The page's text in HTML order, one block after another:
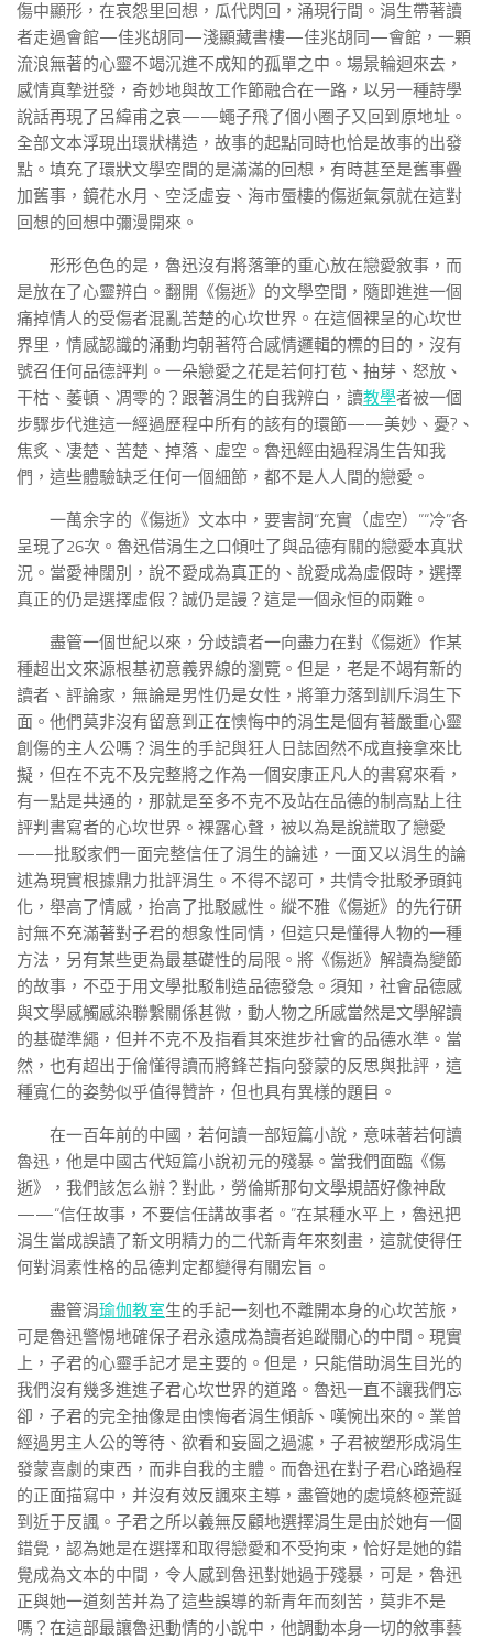
傷中顯形，在哀怨里回想，瓜代閃回，涌現行間。涓生帶著讀
者走過會館—佳兆胡同—淺顯藏書樓—佳兆胡同—會館，一顆
流浪無著的心靈不竭沉進不成知的孤單之中。場景輪迴來去，
感情真摯迸發，奇妙地與故工作節融合在一路，以另一種詩學
說話再現了呂緯甫之哀——蠅子飛了個小圈子又回到原地址。
全部文本浮現出環狀構造，故事的起點同時也恰是故事的出發
點。填充了環狀文學空間的是滿滿的回想，有時甚至是舊事疊
加舊事，鏡花水月、空泛虛妄、海市蜃樓的傷逝氣氛就在這對
回想的回想中彌漫開來。
形形色色的是，魯迅沒有將落筆的重心放在戀愛敘事，而
是放在了心靈辨白。翻開《傷逝》的文學空間，隨即進進一個
痛掉情人的受傷者混亂苦楚的心坎世界。在這個裸呈的心坎世
界里，情感認識的涌動均朝著符合感情邏輯的標的目的，沒有
號召任何品德評判。一朵戀愛之花是若何打苞、抽芽、怒放、
干枯、萎頓、凋零的？跟著涓生的自我辨白，讀教學者被一個
步驟步代進這一經過歷程中所有的該有的環節——美妙、憂?、
焦炙、凄楚、苦楚、掉落、虛空。魯迅經由過程涓生告知我
們，這些體驗缺乏任何一個細節，都不是人人間的戀愛。
一萬余字的《傷逝》文本中，要害詞“充實（虛空）”“冷”各
呈現了26次。魯迅借涓生之口傾吐了與品德有關的戀愛本真狀
況。當愛神闊別，說不愛成為真正的、說愛成為虛假時，選擇
真正的仍是選擇虛假？誠仍是謾？這是一個永恒的兩難。
盡管一個世紀以來，分歧讀者一向盡力在對《傷逝》作某
種超出文來源根基初意義界線的瀏覽。但是，老是不竭有新的
讀者、評論家，無論是男性仍是女性，將筆力落到訓斥涓生下
面。他們莫非沒有留意到正在懊悔中的涓生是個有著嚴重心靈
創傷的主人公嗎？涓生的手記與狂人日誌固然不成直接拿來比
擬，但在不克不及完整將之作為一個安康正凡人的書寫來看，
有一點是共通的，那就是至多不克不及站在品德的制高點上往
評判書寫者的心坎世界。裸露心聲，被以為是說謊取了戀愛
——批駁家們一面完整信任了涓生的論述，一面又以涓生的論
述為現實根據鼎力批評涓生。不得不認可，共情令批駁矛頭鈍
化，舉高了情感，抬高了批駁感性。縱不雅《傷逝》的先行研
討無不充滿著對子君的想象性同情，但這只是懂得人物的一種
方法，另有某些更為最基礎性的局限。將《傷逝》解讀為變節
的故事，不亞于用文學批駁制造品德發急。須知，社會品德感
與文學感觸感染聯繫關係甚微，動人物之所感當然是文學解讀
的基礎準繩，但并不克不及指看其來進步社會的品德水準。當
然，也有超出于倫懂得讀而將鋒芒指向發蒙的反思與批評，這
種寬仁的姿勢似乎值得贊許，但也具有異樣的題目。
在一百年前的中國，若何讀一部短篇小說，意味著若何讀
魯迅，他是中國古代短篇小說初元的殘暴。當我們面臨《傷
逝》，我們該怎么辦？對此，勞倫斯那句文學規語好像神啟
——“信任故事，不要信任講故事者。”在某種水平上，魯迅把
涓生當成誤讀了新文明精力的二代新青年來刻畫，這就使得任
何對涓素性格的品德判定都變得有關宏旨。
盡管涓瑜伽教室生的手記一刻也不離開本身的心坎苦旅，
可是魯迅警惕地確保子君永遠成為讀者追蹤關心的中間。現實
上，子君的心靈手記才是主要的。但是，只能借助涓生目光的
我們沒有幾多進進子君心坎世界的道路。魯迅一直不讓我們忘
卻，子君的完全抽像是由懊悔者涓生傾訴、嘆惋出來的。業曾
經過男主人公的等待、欲看和妄圖之過濾，子君被塑形成涓生
發蒙喜劇的東西，而非自我的主體。而魯迅在對子君心路過程
的正面描寫中，并沒有效反諷來主導，盡管她的處境終極荒誕
到近于反諷。子君之所以義無反顧地選擇涓生是由於她有一個
錯覺，認為她是在選擇和取得戀愛和不受拘束，恰好是她的錯
覺成為文本的中間，令人感到魯迅對她過于殘暴，可是，魯迅
正與她一道刻苦并為了這些誤導的新青年而刻苦，莫非不是
嗎？在這部最讓魯迅動情的小說中，他調動本身一切的敘事藝